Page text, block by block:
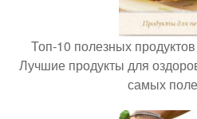
Топ-10 полезных
Лучшие продукты для
самых